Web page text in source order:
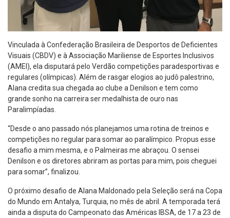
Vinculada à Confederação Brasileira de Desportos de Deficientes
Visuais (CBDV) e à Associação Mariliense de Esportes Inclusivos
(AMEI), ela disputará pelo Verdão competições paradesportivas e
regulares (olímpicas). Além de rasgar elogios ao judô palestrino,
Alana credita sua chegada ao clube a Denilson e tem como
grande sonho na carreira ser medalhista de ouro nas
Paralimpíadas.
“Desde o ano passado nós planejamos uma rotina de treinos e
competições no regular para somar ao paralímpico. Propus esse
desafio a mim mesma, e o Palmeiras me abraçou. O sensei
Denilson e os diretores abriram as portas para mim, pois cheguei
para somar”, finalizou.
O próximo desafio de Alana Maldonado pela Seleção será na Copa
do Mundo em Antalya, Turquia, no mês de abril. A temporada terá
ainda a disputa do Campeonato das Américas IBSA, de 17 a 23 de